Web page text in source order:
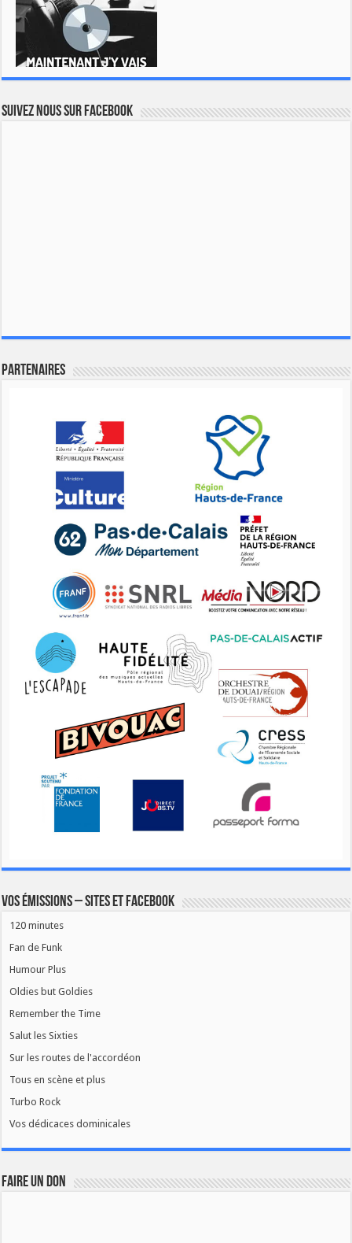
Suivez nous sur Facebook
Partenaires
Vos émissions – Sites et Facebook
120 minutes
Fan de Funk
Humour Plus
Oldies but Goldies
Remember the Time
Salut les Sixties
Sur les routes de l'accordéon
Tous en scène et plus
Turbo Rock
Vos dédicaces dominicales
FAIRE UN DON